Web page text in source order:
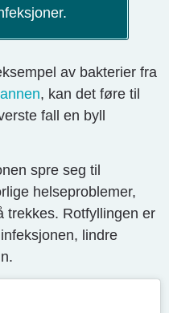
av bakterier fra
, kan det føre til
fall en byll
spre seg til
helseproblemer,
trekkes. Rotfyllingen er
lindre